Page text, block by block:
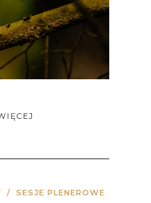
/ SESJE PLENEROWE